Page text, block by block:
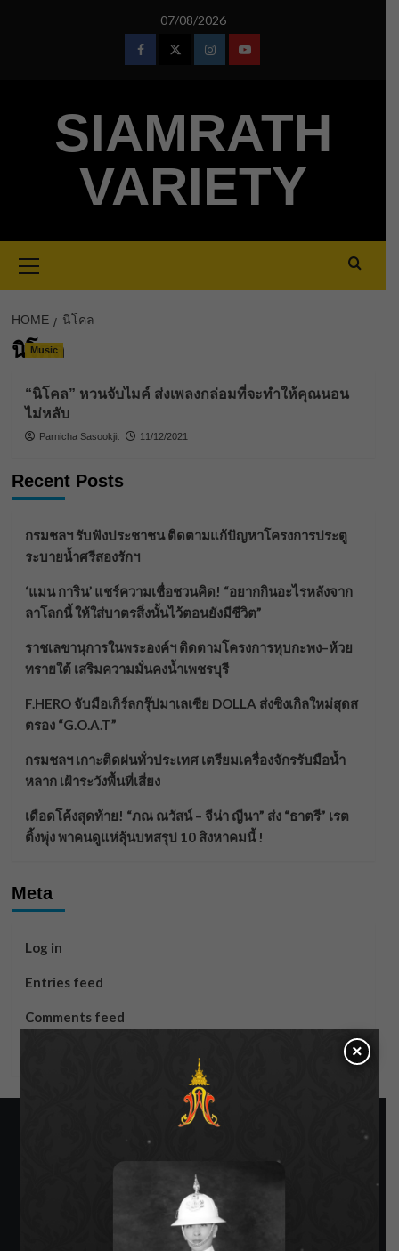
07/08/2026
FacebookTwitterInstagramYoutube
SIAMRATH
VARIETY
Menu
HOME นิโคล
นิโคล
Music
“นิโคล” หวนจับไมค์ ส่งเพลงกล่อมที่จะทำให้คุณนอน
ไม่หลับ
Parnicha Sasookjit 11/12/2021
Recent Posts
กรมชลฯ รับฟังประชาชน ติดตามแก้ปัญหาโครงการประตู
ระบายน้ำศรีสองรักฯ
‘แมน การิน’ แชร์ความเชื่อชวนคิด! “อยากกินอะไรหลังจาก
ลาโลกนี้ ให้ใส่บาตรสิ่งนั้นไว้ตอนยังมีชีวิต”
ราชเลขานุการในพระองค์ฯ ติดตามโครงการหุบกะพง–ห้วย
ทรายใต้ เสริมความมั่นคงน้ำเพชรบุรี
F.HERO จับมือเกิร์ลกรุ๊ปมาเลเซีย DOLLA ส่งซิงเกิลใหม่สุดส
ตรอง “G.O.A.T”
กรมชลฯ เกาะติดฝนทั่วประเทศ เตรียมเครื่องจักรรับมือน้ำ
หลาก เฝ้าระวังพื้นที่เสี่ยง
เดือดโค้งสุดท้าย! “ภณ ณวัสน์ – จีน่า ญีนา” ส่ง “ธาตรี” เรต
ติ้งพุ่ง พาคนดูแห่ลุ้นบทสรุป 10 สิงหาคมนี้ !
Meta
Log in
Entries feed
Comments feed
×